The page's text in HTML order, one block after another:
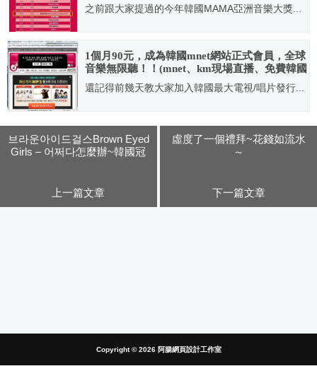
之前跟大家提過的今年韓國MAMA亞洲音樂大獎...
2010.11.19
1個月90元，成為韓國mnet網站正式會員，全球
音樂無限聽！！(mnet、km現場直播、免費韓國
電影、漫畫無限看)
還記得前幾天教大家加入韓國最大電視/唱片發行...
브라운아이드걸스Brown Eyed
Girls – 어쩌다怎麼辦~韓國冠
上一篇文章
虛度了一個禮拜~花錢如流水
～
下一篇文章
Copyright © 2026 阿腸網頁設計工作室